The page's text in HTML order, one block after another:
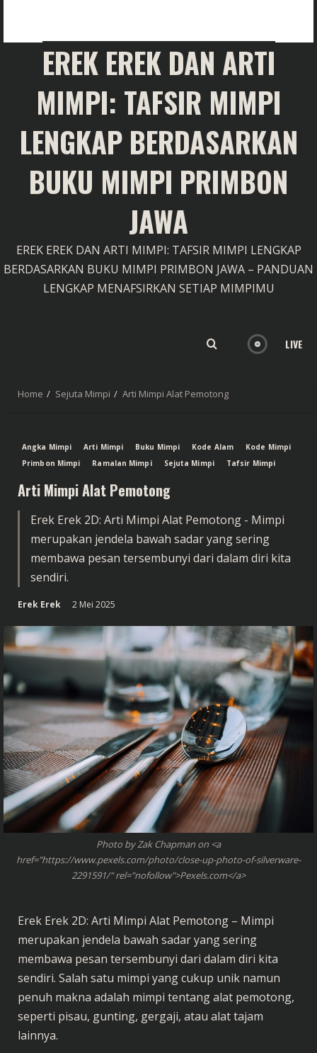
EREK EREK DAN ARTI
MIMPI: TAFSIR MIMPI
LENGKAP BERDASARKAN
BUKU MIMPI PRIMBON
JAWA
EREK EREK DAN ARTI MIMPI: TAFSIR MIMPI LENGKAP
BERDASARKAN BUKU MIMPI PRIMBON JAWA – PANDUAN
LENGKAP MENAFSIRKAN SETIAP MIMPIMU
LIVE
Home Sejuta Mimpi Arti Mimpi Alat Pemotong
Angka Mimpi Arti Mimpi Buku Mimpi Kode Alam
Kode Mimpi
Primbon Mimpi
Ramalan Mimpi Sejuta Mimpi Tafsir Mimpi
Arti Mimpi Alat Pemotong
Erek Erek 2D: Arti Mimpi Alat Pemotong - Mimpi
merupakan jendela bawah sadar yang sering
membawa pesan tersembunyi dari dalam diri kita
sendiri.
Erek Erek 2 Mei 2025
Photo by Zak Chapman on <a
href="https://www.pexels.com/photo/close-up-photo-of-silverware-
2291591/" rel="nofollow">Pexels.com</a>
Erek Erek 2D: Arti Mimpi Alat Pemotong – Mimpi
merupakan jendela bawah sadar yang sering
membawa pesan tersembunyi dari dalam diri kita
sendiri. Salah satu mimpi yang cukup unik namun
penuh makna adalah mimpi tentang alat pemotong,
seperti pisau, gunting, gergaji, atau alat tajam
lainnya.